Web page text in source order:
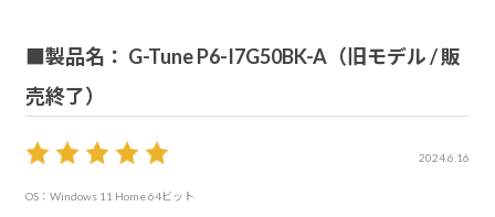
■製品名： G-Tune P6-I7G50BK-A（旧モデル / 販
売終了）
2024.6.16
OS：Windows 11 Home 64ビット